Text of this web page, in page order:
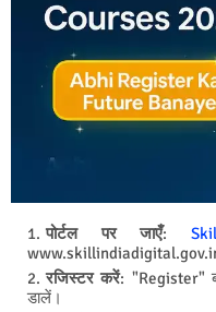
पोर्टल पर जाएँ:
रजिस्टर करें: "Register"
डालें।